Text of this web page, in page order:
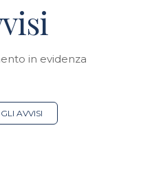
in evidenza
AVVISI